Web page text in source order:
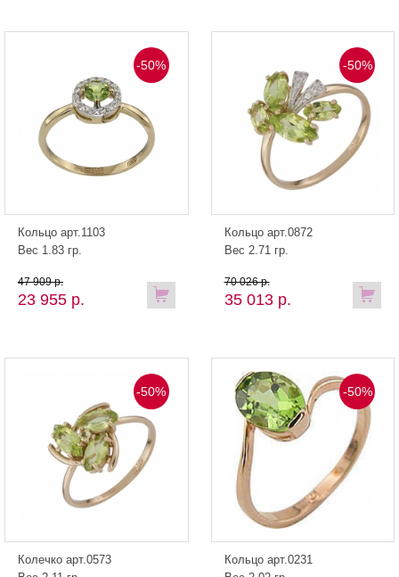
-50%
Кольцо арт.1103
Вес 1.83 гр.
23 955 р.
47 909 р.
-50%
Кольцо арт.0872
Вес 2.71 гр.
35 013 р.
70 026 р.
-50%
Колечко арт.0573
-50%
Кольцо арт.0231